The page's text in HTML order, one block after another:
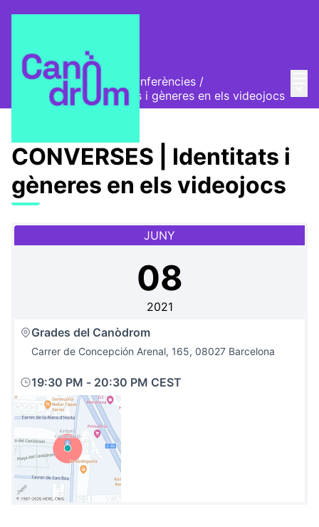
Inscriu-te als tallers i conferències /
CONVERSES | Identitats i gèneres en els videojocs
CONVERSES | Identitats i
gèneres en els videojocs
JUNY
08
2021
Grades del Canòdrom
Carrer de Concepción Arenal, 165, 08027 Barcelona
19:30 PM - 20:30 PM CEST